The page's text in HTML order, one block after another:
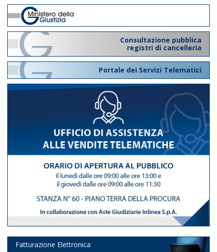
Consultazione pubblica
registri di cancelleria
Portale dei Servizi Telematici
Fatturazione Elettronica